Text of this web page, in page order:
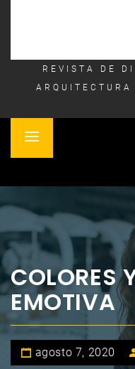
REVISTA DE
Primary
COLORES
EMOTIVA
agosto 7, 2020